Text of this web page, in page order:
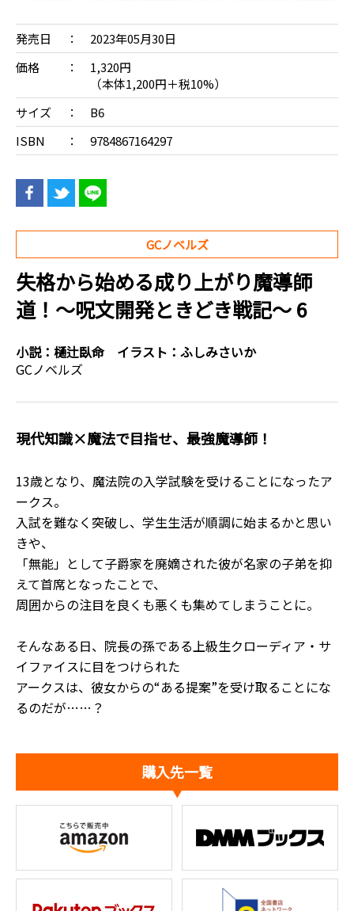
発売日
2023年05月30日
価格
1,320円
（本体1,200円＋税10%）
サイズ
B6
ISBN
9784867164297
GCノベルズ
失格から始める成り上がり魔導師
道！～呪文開発ときどき戦記～ 6
小説： 樋辻臥命 イラスト： ふしみさいか
GCノベルズ
現代知識×魔法で目指せ、最強魔導師！
13歳となり、魔法院の入学試験を受けることになったア
ークス。
入試を難なく突破し、学生生活が順調に始まる――かと思い
きや、
「無能」として子爵家を廃嫡された彼が名家の子弟を抑
えて首席となったことで、
周囲からの注目を良くも悪くも集めてしまうことに。
そんなある日、院長の孫である上級生クローディア・サ
イファイスに目をつけられた
アークスは、彼女からの“ある提案”を受け取ることにな
るのだが……？
購入先一覧